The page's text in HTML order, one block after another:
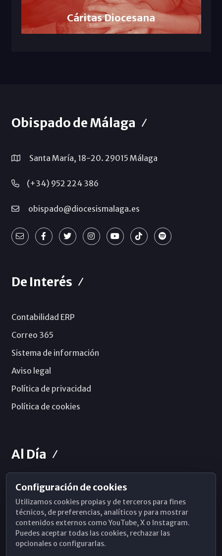
Cáritas Diocesana
Obispado de Málaga
Santa María, 18-20. 29015 Málaga
(+34) 952 224 386
obispado@diocesismalaga.es
De Interés
Contabilidad ERP
Correo 365
Sistema de información
Aviso legal
Política de privacidad
Política de cookies
Al Día
Horarios de Misa
Hemeroteca
WhatsApp
Configuración de cookies
Utilizamos cookies propias y de terceros para fines
técnicos, de preferencias, analíticos y para mostrar
contenidos externos como YouTube, X o Instagram.
Puedes aceptar todas las cookies, rechazar las
opcionales o configurarlas.